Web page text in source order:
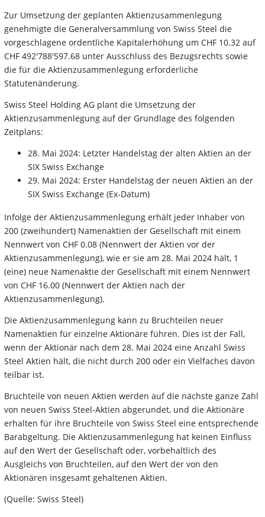
Zur Umsetzung der geplanten Aktienzusammenlegung
genehmigte die Generalversammlung von Swiss Steel die
vorgeschlagene ordentliche Kapitalerhöhung um CHF 10.32 auf
CHF 492'788'597.68 unter Ausschluss des Bezugsrechts sowie
die für die Aktienzusammenlegung erforderliche
Statutenänderung.
Swiss Steel Holding AG plant die Umsetzung der
Aktienzusammenlegung auf der Grundlage des folgenden
Zeitplans:
28. Mai 2024: Letzter Handelstag der alten Aktien an der
SIX Swiss Exchange
29. Mai 2024: Erster Handelstag der neuen Aktien an der
SIX Swiss Exchange (Ex-Datum)
Infolge der Aktienzusammenlegung erhält jeder Inhaber von
200 (zweihundert) Namenaktien der Gesellschaft mit einem
Nennwert von CHF 0.08 (Nennwert der Aktien vor der
Aktienzusammenlegung), wie er sie am 28. Mai 2024 hält, 1
(eine) neue Namenaktie der Gesellschaft mit einem Nennwert
von CHF 16.00 (Nennwert der Aktien nach der
Aktienzusammenlegung).
Die Aktienzusammenlegung kann zu Bruchteilen neuer
Namenaktien für einzelne Aktionäre führen. Dies ist der Fall,
wenn der Aktionär nach dem 28. Mai 2024 eine Anzahl Swiss
Steel Aktien hält, die nicht durch 200 oder ein Vielfaches davon
teilbar ist.
Bruchteile von neuen Aktien werden auf die nächste ganze Zahl
von neuen Swiss Steel-Aktien abgerundet, und die Aktionäre
erhalten für ihre Bruchteile von Swiss Steel eine entsprechende
Barabgeltung. Die Aktienzusammenlegung hat keinen Einfluss
auf den Wert der Gesellschaft oder, vorbehaltlich des
Ausgleichs von Bruchteilen, auf den Wert der von den
Aktionären insgesamt gehaltenen Aktien.
(Quelle: Swiss Steel)